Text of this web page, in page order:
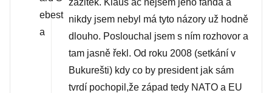
zážitek. Klaus ač nejsem jeho fanda a
nikdy jsem nebyl má tyto názory už hodně
dlouho. Poslouchal jsem s ním rozhovor a
tam jasně řekl. Od roku 2008 (setkání v
Bukurešti) kdy co by president jak sám
tvrdí pochopil,že západ tedy NATO a EU